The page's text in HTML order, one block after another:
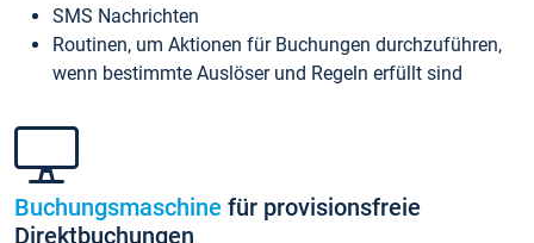
SMS Nachrichten
Routinen, um Aktionen für Buchungen durchzuführen,
wenn bestimmte Auslöser und Regeln erfüllt sind
Buchungsmaschine für provisionsfreie
Direktbuchungen